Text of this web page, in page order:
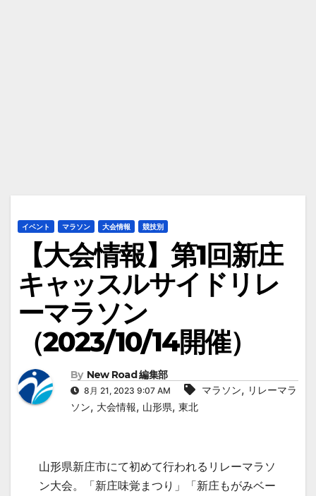
イベント マラソン 大会情報 競技別
【大会情報】第1回新庄
キャッスルサイドリレ
ーマラソン
（2023/10/14開催）
By New Road 編集部
8月 21, 2023 9:07 AM マラソン, リレーマラ
ソン, 大会情報, 山形県, 東北
山形県新庄市にて初めて行われるリレーマラソ
ン大会。「新庄味覚まつり」「新庄もがみベー